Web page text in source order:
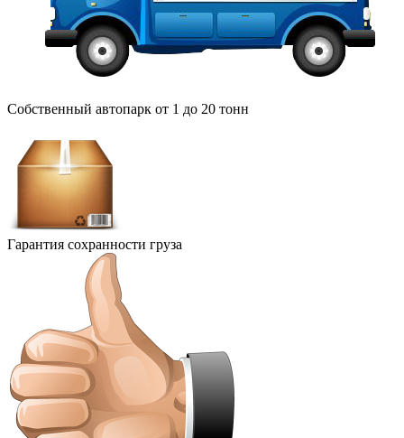
Собственный автопарк от 1 до 20 тонн
Гарантия сохранности груза